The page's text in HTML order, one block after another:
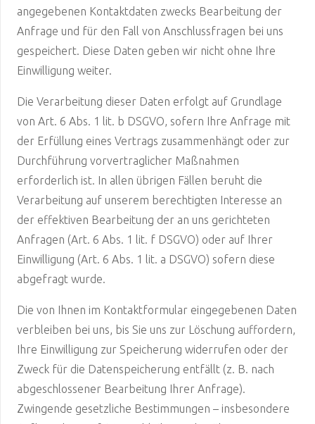
angegebenen Kontaktdaten zwecks Bearbeitung der
Anfrage und für den Fall von Anschlussfragen bei uns
gespeichert. Diese Daten geben wir nicht ohne Ihre
Einwilligung weiter.
Die Verarbeitung dieser Daten erfolgt auf Grundlage
von Art. 6 Abs. 1 lit. b DSGVO, sofern Ihre Anfrage mit
der Erfüllung eines Vertrags zusammenhängt oder zur
Durchführung vorvertraglicher Maßnahmen
erforderlich ist. In allen übrigen Fällen beruht die
Verarbeitung auf unserem berechtigten Interesse an
der effektiven Bearbeitung der an uns gerichteten
Anfragen (Art. 6 Abs. 1 lit. f DSGVO) oder auf Ihrer
Einwilligung (Art. 6 Abs. 1 lit. a DSGVO) sofern diese
abgefragt wurde.
Die von Ihnen im Kontaktformular eingegebenen Daten
verbleiben bei uns, bis Sie uns zur Löschung auffordern,
Ihre Einwilligung zur Speicherung widerrufen oder der
Zweck für die Datenspeicherung entfällt (z. B. nach
abgeschlossener Bearbeitung Ihrer Anfrage).
Zwingende gesetzliche Bestimmungen – insbesondere